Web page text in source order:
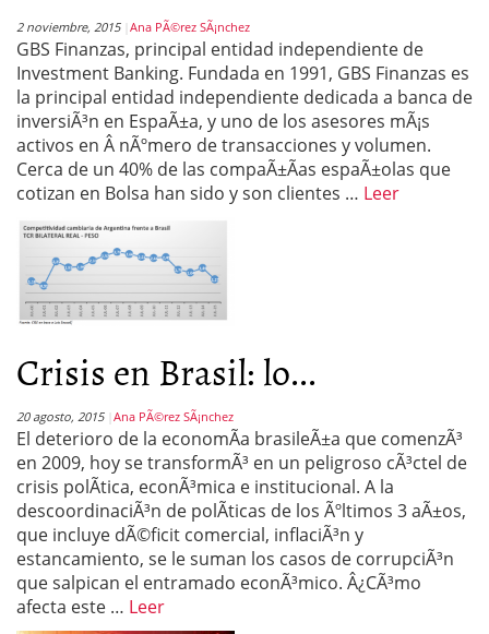
2 noviembre, 2015 Ana PÃ©rez SÃ¡nchez
GBS Finanzas, principal entidad independiente de
Investment Banking. Fundada en 1991, GBS Finanzas es
la principal entidad independiente dedicada a banca de
inversiÃ³n en EspaÃ±a, y uno de los asesores mÃ¡s
activos en Â nÃºmero de transacciones y volumen.
Cerca de un 40% de las compaÃ±Ã­as espaÃ±olas que
cotizan en Bolsa han sido y son clientes … Leer
Crisis en Brasil: lo...
20 agosto, 2015 Ana PÃ©rez SÃ¡nchez
El deterioro de la economÃ­a brasileÃ±a que comenzÃ³
en 2009, hoy se transformÃ³ en un peligroso cÃ³ctel de
crisis polÃ­tica, econÃ³mica e institucional. A la
descoordinaciÃ³n de polÃ­ticas de los Ãºltimos 3 aÃ±os,
que incluye dÃ©ficit comercial, inflaciÃ³n y
estancamiento, se le suman los casos de corrupciÃ³n
que salpican el entramado econÃ³mico. Â¿CÃ³mo
afecta este … Leer